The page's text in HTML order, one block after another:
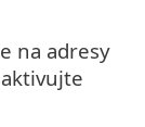
na adresy